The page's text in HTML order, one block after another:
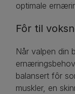
optimale
Fôr til
Når valpen din
balansert fôr
muskler, en